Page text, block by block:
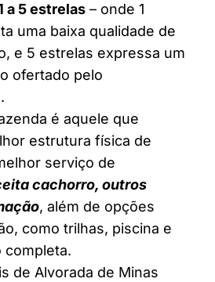
a 5 estrelas – onde 1
uma baixa qualidade de
e 5 estrelas expressa um
ofertado pelo
é aquele que
estrutura física de
serviço de
cachorro, outros
, além de opções
como trilhas, piscina e
completa.
de Alvorada de Minas